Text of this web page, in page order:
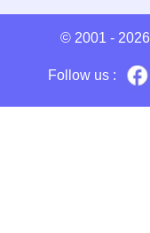
© 2001 - 2026
Follow us :